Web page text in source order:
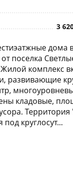
3
дома
поселка
комплекс
развивающие
кладовые,
Территория
круглосут...